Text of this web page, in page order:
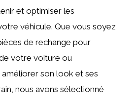
et optimiser les
véhicule. Que vous soyez
de rechange pour
votre voiture ou
améliorer son look et ses
nous avons sélectionné